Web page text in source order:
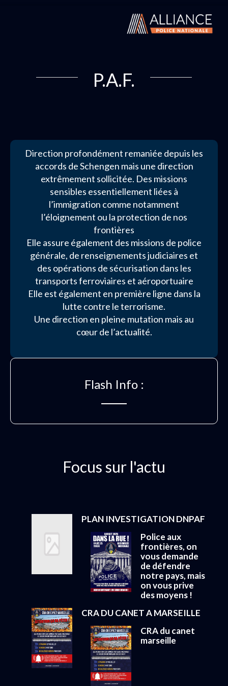
P.A.F.
Direction profondément remaniée depuis les
accords de Schengen mais une direction
extrêmement sollicitée. Des missions
sensibles essentiellement liées à
l’immigration comme notamment
l’éloignement ou la protection de nos
frontières
Elle assure également des missions de police
générale, de renseignements judiciaires et
des opérations de sécurisation dans les
transports ferroviaires et aéroportuaire
Elle est également en première ligne dans la
lutte contre le terrorisme.
Une direction en pleine mutation mais au
cœur de l’actualité.
Flash Info :
Focus sur l'actu
PLAN INVESTIGATION DNPAF
Police aux
frontières, on
vous demande
de défendre
notre pays, mais
on vous prive
des moyens !
CRA DU CANET A MARSEILLE
CRA du canet
marseille